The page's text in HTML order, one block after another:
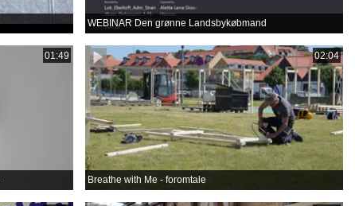
WEBINAR Den grønne Landsbykøbmand
01:49 02:04
Breathe with Me - foromtale